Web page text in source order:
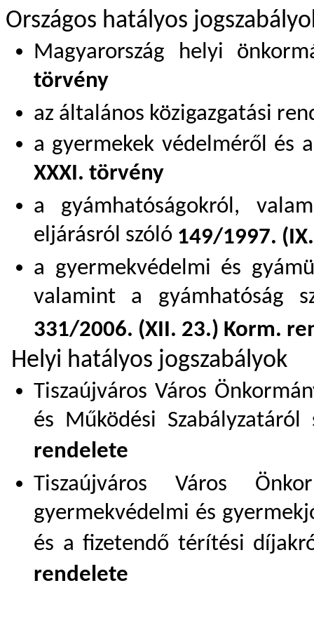
Országos hatályos
Magyarország helyi
törvény
az általános közigazgatási
a gyermekek védelméről és
XXXI. törvény
a gyámhatóságokról,
eljárásról szóló 149/1997.
a gyermekvédelmi és
valamint a gyámhatóság
331/2006. (XII. 23.) Korm.
Helyi hatályos jogszabályok
Tiszaújváros Város
és Működési
rendelete
Tiszaújváros Város
gyermekvédelmi és
és a fizetendő térítési
rendelete